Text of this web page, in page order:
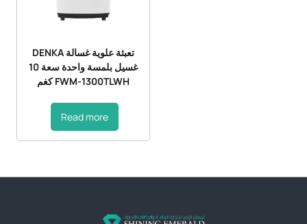
DENKA تعبئة علوية غسالة
غسيل بلمسة واحدة سعة 10
كغم FWM-1300TLWH
Read more